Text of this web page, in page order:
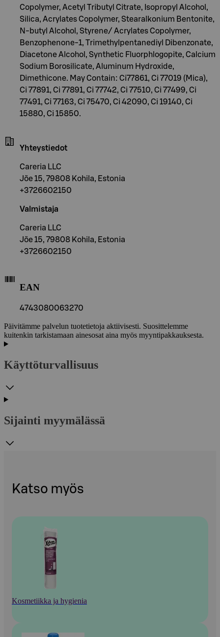
Copolymer, Acetyl Tributyl Citrate, Isopropyl Alcohol,
Silica, Acrylates Copolymer, Stearalkonium Bentonite,
N-butyl Alcohol, Styrene/ Acrylates Copolymer,
Benzophenone-1, Trimethylpentanediyl Dibenzonate,
Diacetone Alcohol, Synthetic Fluorphlogopite, Calcium
Sodium Borosilicate, Aluminum Hydroxide,
Dimethicone. May Contain: Ci77861, Ci 77019 (Mica),
Ci 77891, Ci 77891, Ci 77742, Ci 77510, Ci 77499, Ci
77491, Ci 77163, Ci 75470, Ci 42090, Ci 19140, Ci
15880, Ci 15850.
Yhteystiedot
Careria LLC
Jõe 15, 79808 Kohila, Estonia
+3726602150
Valmistaja
Careria LLC
Jõe 15, 79808 Kohila, Estonia
+3726602150
EAN
4743080063270
Päivitämme palvelun tuotetietoja aktiivisesti. Suosittelemme
kuitenkin tarkistamaan ainesosat aina myös myyntipakkauksesta.
Käyttöturvallisuus
Sijainti myymälässä
Katso myös
Kosmetiikka ja hygienia